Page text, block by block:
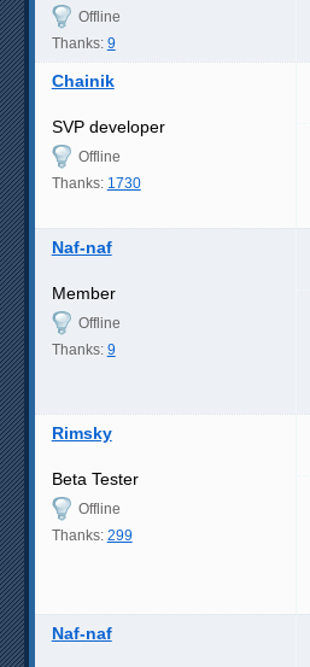
Offline
Thanks: 9
Chainik
SVP developer
Offline
Thanks: 1730
Naf-naf
Member
Offline
Thanks: 9
Rimsky
Beta Tester
Offline
Thanks: 299
Naf-naf